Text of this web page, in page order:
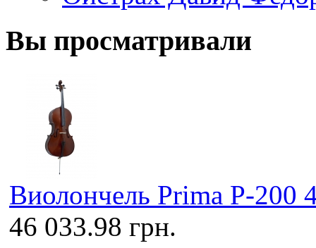
Вы просматривали
Виолончель Prima P-200
46 033.98 грн.